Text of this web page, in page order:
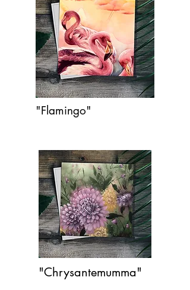
"Flamingo"
"Chrysantemumma"